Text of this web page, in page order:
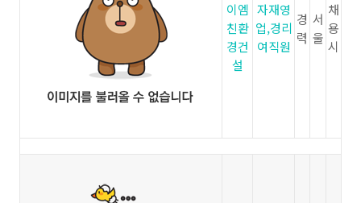
이엠
친환
경건
설
자재영
업,경리
여직원
경
력
서
울
채
용
시